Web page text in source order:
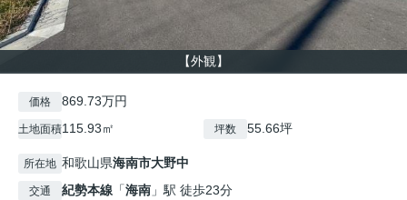
【外観】
価格 869.73万円
土地面積115.93㎡ 坪数 55.66坪
所在地 和歌山県海南市大野中
交通 紀勢本線 「海南 」駅 徒歩23分